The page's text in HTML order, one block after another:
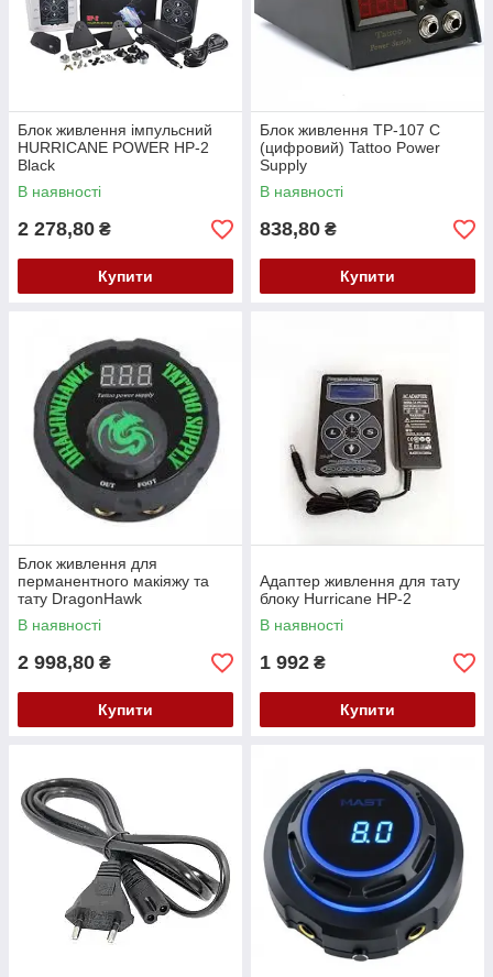
Блок живлення імпульсний
HURRICANE POWER HP-2
Black
В наявності
2 278,80 ₴
Купити
Блок живлення TP-107 С
(цифровий) Tattoo Power
Supply
В наявності
838,80 ₴
Купити
Блок живлення для
перманентного макіяжу та
тату DragonHawk
В наявності
2 998,80 ₴
Купити
Адаптер живлення для тату
блоку Hurricane HP-2
В наявності
1 992 ₴
Купити